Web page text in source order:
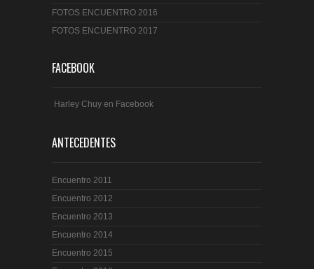
FOTOS ENCUENTRO 2016
FOTOS ENCUENTRO 2017
FACEBOOK
Harley Chuy en Facebook
ANTECEDENTES
Encuentro 2011
Encuentro 2012
Encuentro 2013
Encuentro 2014
Encuentro 2015